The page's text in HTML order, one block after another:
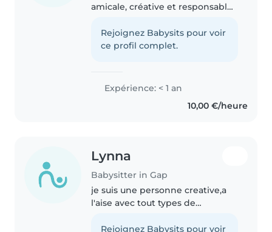
amicale, créative et responsable.
d'expérience professionnelle, j'ai
de nombreuses compétences
Rejoignez Babysits pour voir
ce profil complet.
Expérience: < 1 an
10,00 €/heure
Lynna
Babysitter in Gap
je suis une personne creative,a
l'aise avec tout types de
Rejoignez Babysits pour voir